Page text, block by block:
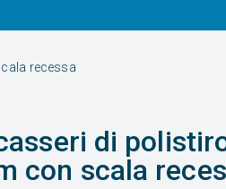
recessa
di
con scala